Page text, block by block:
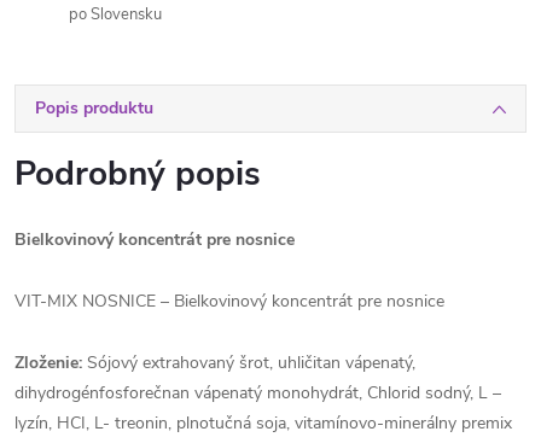
po Slovensku
Popis produktu
Podrobný popis
Bielkovinový koncentrát pre nosnice
VIT-MIX NOSNICE – Bielkovinový koncentrát pre nosnice
Zloženie: Sójový extrahovaný šrot, uhličitan vápenatý,
dihydrogénfosforečnan vápenatý monohydrát, Chlorid sodný, L –
lyzín, HCI, L- treonin, plnotučná soja, vitamínovo-minerálny premix